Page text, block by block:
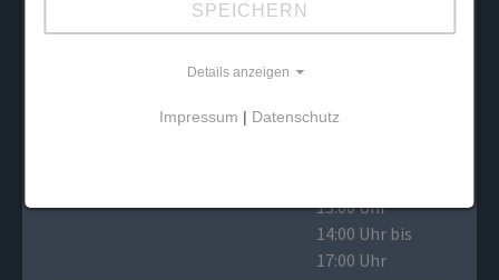
13:00 Uhr
14:00 Uhr bis
17:00 Uhr
SPEICHERN
Details anzeigen
Impressum | Datenschutz